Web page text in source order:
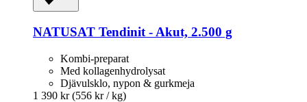
NATUSAT Tendinit -​ Akut, 2.500 g
Kombi-preparat
Med kollagenhydrolysat
Djävulsklo, nypon & gurkmeja
1 390 kr (556 kr / kg)